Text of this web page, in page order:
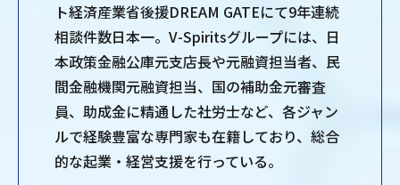
ト経済産業省後援DREAM GATEにて9年連続
相談件数日本一。V-Spiritsグループには、日
本政策金融公庫元支店長や元融資担当者、民
間金融機関元融資担当、国の補助金元審査
員、助成金に精通した社労士など、各ジャン
ルで経験豊富な専門家も在籍しており、総合
的な起業・経営支援を行っている。